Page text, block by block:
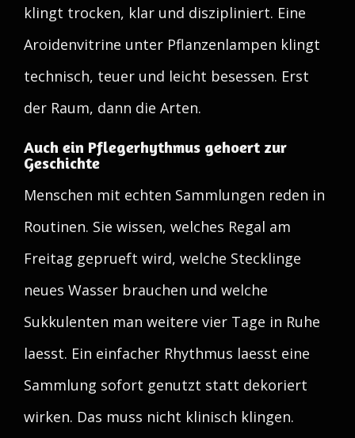
klingt trocken, klar und diszipliniert. Eine
Aroidenvitrine unter Pflanzenlampen klingt
technisch, teuer und leicht besessen. Erst
der Raum, dann die Arten.
Auch ein Pflegerhythmus gehoert zur
Geschichte
Menschen mit echten Sammlungen reden in
Routinen. Sie wissen, welches Regal am
Freitag geprueft wird, welche Stecklinge
neues Wasser brauchen und welche
Sukkulenten man weitere vier Tage in Ruhe
laesst. Ein einfacher Rhythmus laesst eine
Sammlung sofort genutzt statt dekoriert
wirken. Das muss nicht klinisch klingen.